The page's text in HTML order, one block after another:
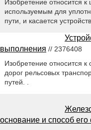
Изобретение относится
используемым для
пути, и касается
выполнения // 2376408
Изобретение относится к
дорог рельсовых
путей. .
основание и способ